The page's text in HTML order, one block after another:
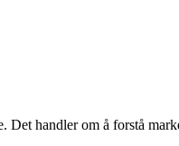
handler om å forstå